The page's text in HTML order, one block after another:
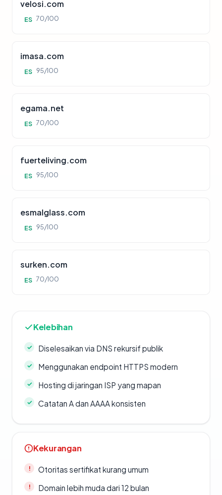
velosi.com
ES 70/100
imasa.com
ES 95/100
egama.net
ES 70/100
fuerteliving.com
ES 95/100
esmalglass.com
ES 95/100
surken.com
ES 70/100
Kelebihan
Diselesaikan via DNS rekursif publik
Menggunakan endpoint HTTPS modern
Hosting di jaringan ISP yang mapan
Catatan A dan AAAA konsisten
Kekurangan
Otoritas sertifikat kurang umum
Domain lebih muda dari 12 bulan